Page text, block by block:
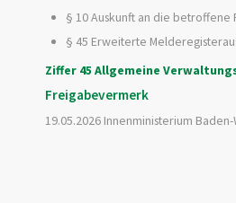
§ 10 Auskunft an die betroffene
§ 45 Erweiterte
Ziffer 45 Allgemeine
Freigabevermerk
19.05.2026 Innenministerium